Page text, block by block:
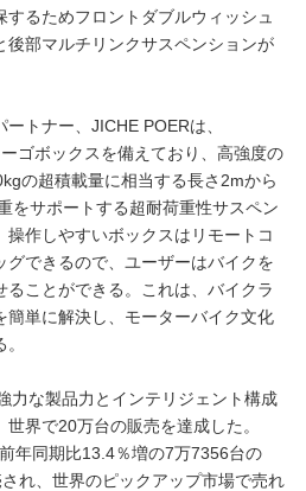
るためフロントダブルウィッシュ
後部マルチリンクサスペンションが
トナー、JICHE POERは、
ゴボックスを備えており、高強度の
の超積載量に相当する長さ2mから
をサポートする超耐荷重性サスペン
操作しやすいボックスはリモートコ
グできるので、ユーザーはバイクを
ことができる。これは、バイクラ
簡単に解決し、モーターバイク文化
力な製品力とインテリジェント構成
界で20万台の販売を達成した。
年同期比13.4％増の7万7356台の
れ、世界のピックアップ市場で売れ